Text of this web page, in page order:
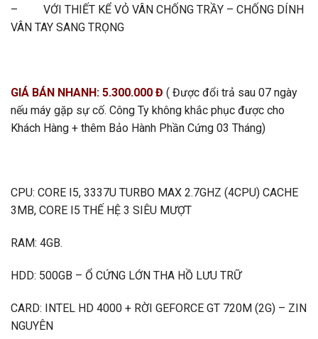
– VỚI THIẾT KỂ VỎ VÂN CHỐNG TRẦY – CHỐNG DÍNH
VÂN TAY SANG TRỌNG
GIÁ BÁN NHANH: 5.300.000 Đ ( Được đổi trả sau 07 ngày
nếu máy gặp sự cố. Công Ty không khắc phục được cho
Khách Hàng + thêm Bảo Hành Phần Cứng 03 Tháng)
CPU: CORE I5, 3337U TURBO MAX 2.7GHZ (4CPU) CACHE
3MB, CORE I5 THẾ HỆ 3 SIÊU MƯỢT
RAM: 4GB.
HDD: 500GB – Ổ CỨNG LỚN THA HỒ LƯU TRỮ
CARD: INTEL HD 4000 + RỜI GEFORCE GT 720M (2G) – ZIN
NGUYÊN